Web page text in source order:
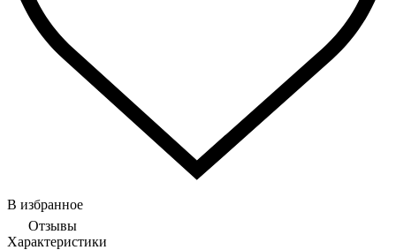
В избранное
Отзывы
Характеристики